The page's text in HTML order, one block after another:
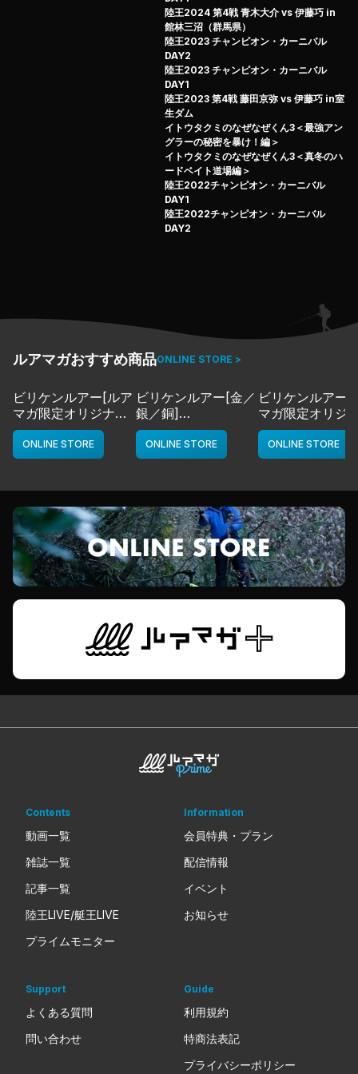
陸王2024 第4戦 青木大介 vs 伊藤巧 in
館林三沼（群馬県）
陸王2023 チャンピオン・カーニバル
DAY2
陸王2023 チャンピオン・カーニバル
DAY1
陸王2023 第4戦 藤田京弥 vs 伊藤巧 in室
生ダム
イトウタクミのなぜなぜくん3＜最強アン
グラーの秘密を暴け！編＞
イトウタクミのなぜなぜくん3＜真冬のハ
ードベイト道場編＞
陸王2022チャンピオン・カーニバル
DAY1
陸王2022チャンピオン・カーニバル
DAY2
ルアマガおすすめ商品ONLINE STORE >
ビリケンルアー[ルア
マガ限定オリジナル
カラー／LMチャー
ト]
deps
ONLINE STORE
ビリケンルアー[金／
銀／銅]
deps
ONLINE STORE
ビリケンルアー[
マガ限定オリジ
カラー／LMボー
ワイト]
deps
ONLINE STORE
Contents
動画一覧
雑誌一覧
記事一覧
陸王LIVE/艇王LIVE
プライムモニター
Information
会員特典・プラン
配信情報
イベント
お知らせ
Support
よくある質問
問い合わせ
Guide
利用規約
特商法表記
プライバシーポリシー